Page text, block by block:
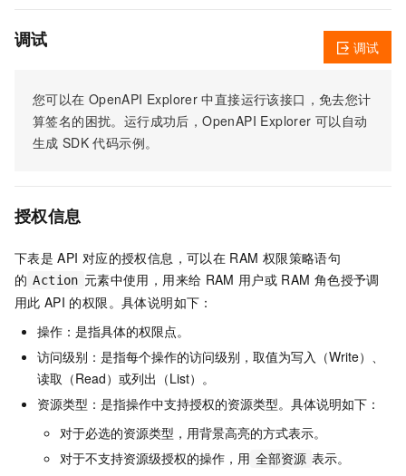
调试
您可以在 OpenAPI Explorer 中直接运行该接口，免去您计
算签名的困扰。运行成功后，OpenAPI Explorer 可以自动
生成 SDK 代码示例。
调试
授权信息
下表是 API 对应的授权信息，可以在 RAM 权限策略语句
的 Action 元素中使用，用来给 RAM 用户或 RAM 角色授予调
用此 API 的权限。具体说明如下：
操作：是指具体的权限点。
访问级别：是指每个操作的访问级别，取值为写入（Write）、
读取（Read）或列出（List）。
资源类型：是指操作中支持授权的资源类型。具体说明如下：
对于必选的资源类型，用背景高亮的方式表示。
对于不支持资源级授权的操作，用 全部资源 表示。